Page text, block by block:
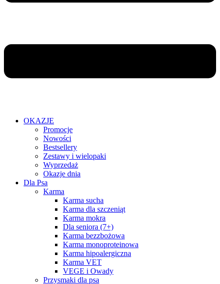
OKAZJE
Promocje
Nowości
Bestsellery
Zestawy i wielopaki
Wyprzedaż
Okazje dnia
Dla Psa
Karma
Karma sucha
Karma dla szczeniąt
Karma mokra
Dla seniora (7+)
Karma bezzbożowa
Karma monoproteinowa
Karma hipoalergiczna
Karma VET
VEGE i Owady
Przysmaki dla psa